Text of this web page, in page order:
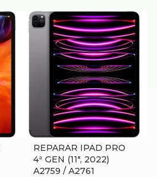
REPARAR IPAD PRO
4ª GEN (11″, 2022)
A2759 / A2761